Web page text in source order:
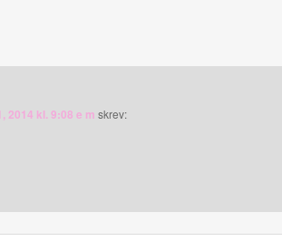
2014 kl. 9:08 e m skrev: